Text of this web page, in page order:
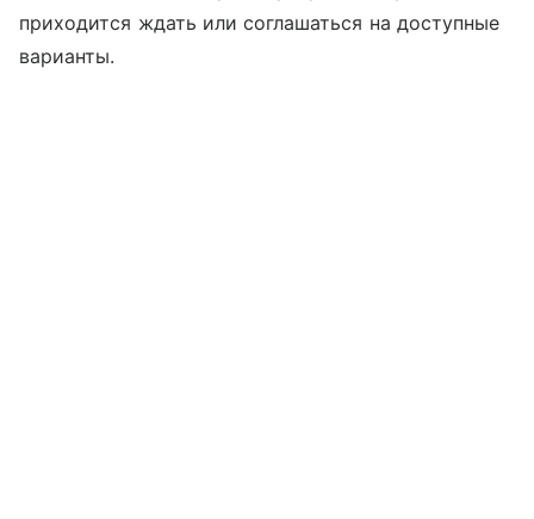
приходится ждать или соглашаться на доступные
варианты.